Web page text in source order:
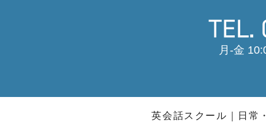
月-金
英会話スクール 日常